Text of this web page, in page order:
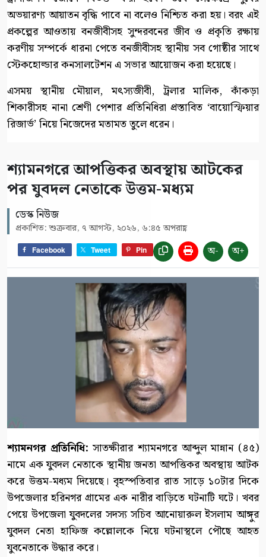
অভয়ারণ্য আয়াতন বৃদ্ধি পাবে না বলেও নিশ্চিত করা হয়। বরং এই
প্রকল্পের আওতায় বনজীবীসহ সুন্দরবনের জীব ও প্রকৃতি রক্ষায়
করণীয় সম্পর্কে ধারনা পেতে বনজীবীসহ স্থানীয় সব গোষ্ঠীর সাথে
স্টেকহোল্ডার কনসালটেশন এ সভার আয়োজন করা হয়েছে।
এসময় স্থানীয় মৌয়াল, মৎস্যজীবী, ট্রলার মালিক, কাঁকড়া
শিকারীসহ নানা শ্রেণী পেশার প্রতিনিধিরা প্রস্তাবিত ‘বায়োস্ফিয়ার
রিজার্ভ’ নিয়ে নিজেদের মতামত তুলে ধরেন।
শ্যামনগরে আপত্তিকর অবস্থায় আটকের
পর যুবদল নেতাকে উত্তম-মধ্যম
ডেস্ক নিউজ
প্রকাশিত: শুক্রবার, ৭ আগস্ট, ২০২৬, ৬:৪৫ অপরাহ্ণ
Facebook Tweet Pin অ- অ+
শ্যামনগর প্রতিনিধি: সাতক্ষীরার শ্যামনগরে আব্দুল মান্নান (৪৫)
নামে এক যুবদল নেতাকে স্থানীয় জনতা আপত্তিকর অবস্থায় আটক
করে উত্তম-মধ্যম দিয়েছে। বৃহস্পতিবার রাত সাড়ে ১০টার দিকে
উপজেলার হরিনগর গ্রামের এক নারীর বাড়িতে ঘটনাটি ঘটে। খবর
পেয়ে উপজেলা যুবদলের সদস্য সচিব আনোয়ারুল ইসলাম আঙ্গুর
যুবদল নেতা হাফিজ কল্লোলকে নিয়ে ঘটনাস্থলে পৌছে আহত
যুবনেতাকে উদ্ধার করে।